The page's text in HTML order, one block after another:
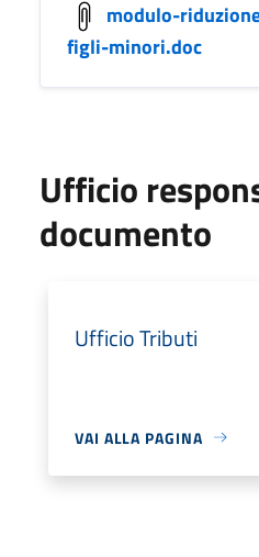
modulo-
figli-minori.doc
Ufficio
documento
Ufficio Tributi
VAI ALLA PAGINA